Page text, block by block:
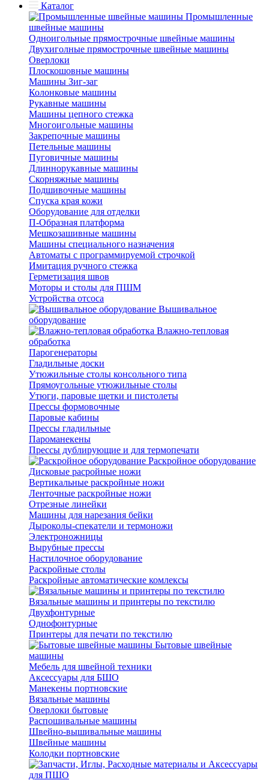
Каталог
Промышленные
швейные машины
Одноигольные прямострочные швейные машины
Двухиголные прямострочные швейные машины
Оверлоки
Плоскошовные машины
Машины Зиг-заг
Колонковые машины
Рукавные машины
Машины цепного стежка
Многоигольные машины
Закрепочные машины
Петельные машины
Пуговичные машины
Длиннорукавные машины
Скорняжные машины
Подшивочные машины
Спуска края кожи
Оборудование для отделки
П-Образная платформа
Мешкозашивные машины
Машины специального назначения
Автоматы с программируемой строчкой
Имитация ручного стежка
Герметизация швов
Моторы и столы для ПШМ
Устройства отсоса
Вышивальное
оборудование
Влажно-тепловая
обработка
Парогенераторы
Гладильные доски
Утюжильные столы консольного типа
Прямоугольные утюжильные столы
Утюги, паровые щетки и пистолеты
Прессы формовочные
Паровые кабины
Прессы гладильные
Пароманекены
Прессы дублирующие и для термопечати
Раскройное оборудование
Дисковые расройные ножи
Вертикальные раскройные ножи
Ленточные раскройные ножи
Отрезные линейки
Машины для нарезания бейки
Дыроколы-спекатели и термоножи
Электроножницы
Вырубные прессы
Настилочное оборудование
Раскройные столы
Раскройные автоматические комлексы
Вязальные машины и принтеры по текстилю
Двухфонтурные
Однофонтурные
Принтеры для печати по текстилю
Бытовые швейные
машины
Мебель для швейной техники
Аксессуары для БШО
Манекены портновские
Вязальные машины
Оверлоки бытовые
Распошивальные машины
Швейно-вышивальные машины
Швейные машины
Колодки портновские